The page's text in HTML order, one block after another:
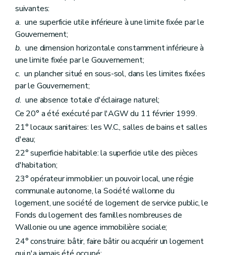
Art. 114
Sous-section 2 Des commissaires et de l'observateur du Gouvernement
Art. 115
Sous-section 3 Du contrôle révisoral
Art. 116
Section 9 Du budget, de la comptabilité, des programmes d'investissements
Sous-section première Du budget
Art. 117
Art. 118
Art. 119
Art. 120
Sous-section 2 De la comptabilité
Art. 121
Art. 123
Sous-section 3
Art. 125
Art. 126
Section 10 Du personnel
Art. 127
Art. 128
Art. 129
Chapitre II Des sociétés de logement de service public
Section première
Des missions et moyens d'action
suivantes:
a. une superficie utile inférieure à une limite fixée par le
Gouvernement;
b. une dimension horizontale constamment inférieure à
une limite fixée par le Gouvernement;
c. un plancher situé en sous-sol, dans les limites fixées
par le Gouvernement;
d. une absence totale d'éclairage naturel;
Ce 20° a été exécuté par l'AGW du 11 février 1999.
21° locaux sanitaires: les W.C., salles de bains et salles
d'eau;
22° superficie habitable: la superficie utile des pièces
d'habitation;
23° opérateur immobilier: un pouvoir local, une régie
communale autonome, la Société wallonne du
logement, une société de logement de service public, le
Fonds du logement des familles nombreuses de
Wallonie ou une agence immobilière sociale;
24° construire: bâtir, faire bâtir ou acquérir un logement